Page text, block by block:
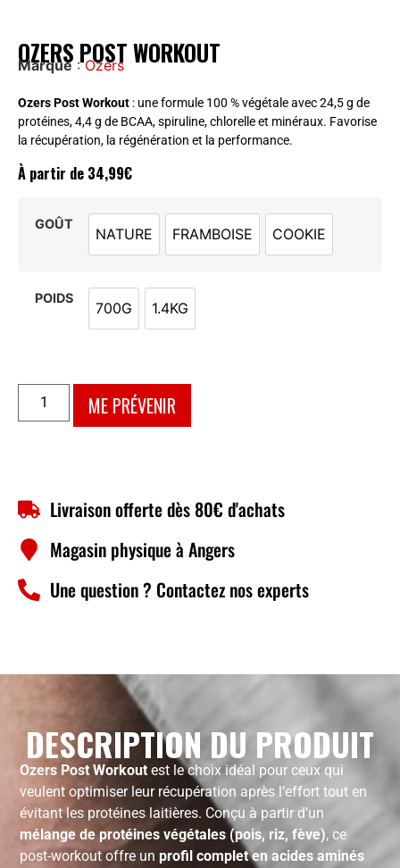
OZERS POST WORKOUT
Marque:Ozers
Ozers Post Workout : une formule 100 % végétale avec 24,5 g de
protéines, 4,4 g de BCAA, spiruline, chlorelle et minéraux. Favorise
la récupération, la régénération et la performance.
À partir de 34,99€
GOÛT
NATURE
NATURE
FRAMBOISE
FRAMBOISE
COOKIE
POIDS
700G
700G
1.4KG
1.4KG
ME PRÉVENIR
Livraison offerte dès 80€ d'achats
Magasin physique à Angers
Une question ? Contactez nos experts
DESCRIPTION DU PRODUIT
Ozers Post Workout est le choix idéal pour ceux qui
veulent optimiser leur récupération après l’effort tout en
évitant les protéines laitières. Conçu à partir d’un
mélange de protéines végétales (pois, riz, fève), ce
post-workout offre unprofil complet en acides aminés